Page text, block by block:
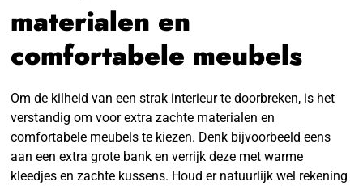
materialen en
comfortabele meubels
Om de kilheid van een strak interieur te doorbreken, is het
verstandig om voor extra zachte materialen en
comfortabele meubels te kiezen. Denk bijvoorbeeld eens
aan een extra grote bank en verrijk deze met warme
kleedjes en zachte kussens. Houd er natuurlijk wel rekening